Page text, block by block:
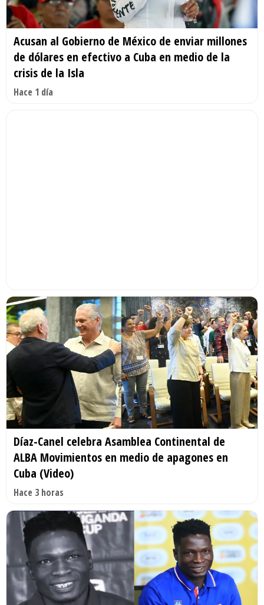
Acusan al Gobierno de México de enviar millones
de dólares en efectivo a Cuba en medio de la
crisis de la Isla
Hace 1 día
Díaz-Canel celebra Asamblea Continental de
ALBA Movimientos en medio de apagones en
Cuba (Video)
Hace 3 horas